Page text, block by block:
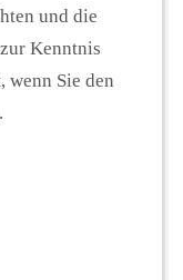
und die
Kenntnis
wenn Sie den